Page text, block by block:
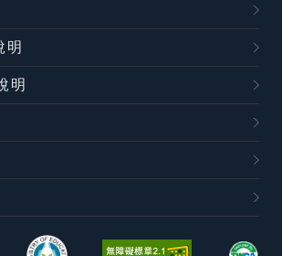
明
明